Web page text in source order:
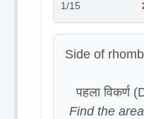
1/15
Side of
पहला विकर्ण
Find the area